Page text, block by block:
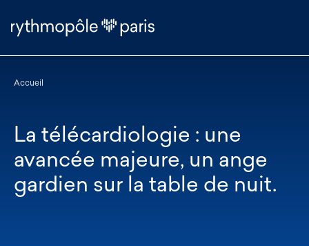
Accueil
La télécardiologie : une
avancée majeure, un ange
gardien sur la table de nuit.